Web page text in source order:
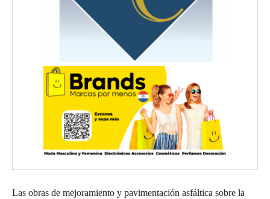
Las obras de mejoramiento y pavimentación asfáltica sobre la